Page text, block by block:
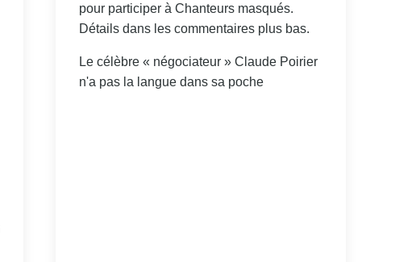
pour participer à Chanteurs masqués.
Détails dans les commentaires plus bas.
Le célèbre « négociateur » Claude Poirier
n'a pas la langue dans sa poche